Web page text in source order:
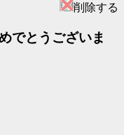
削除する
でとうございま